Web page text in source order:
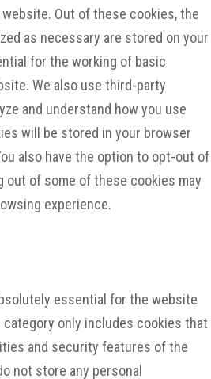
Out of these cookies, the
as necessary are stored on your
for the working of basic
We also use third-party
and understand how you use
will be stored in your browser
also have the option to opt-out of
out of some of these cookies may
experience.
essential for the website
only includes cookies that
and security features of the
not store any personal